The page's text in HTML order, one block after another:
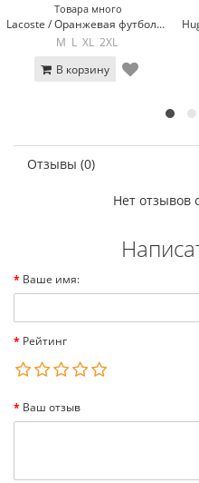
Товара много
Lacoste / Оранжевая футболка поло Lacoste LC2-44
M L XL 2XL
В корзину
Отзывы (0)
Нет отзывов
Ваше имя:
Рейтинг
Ваш отзыв